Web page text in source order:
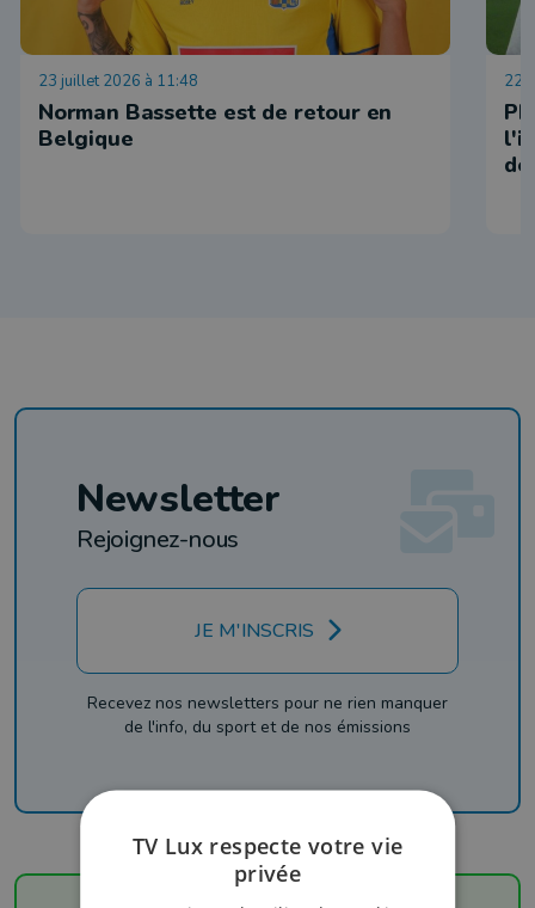
23 juillet 2026 à 11:48
Norman Bassette est de retour en
Belgique
22
Newsletter
Rejoignez-nous
JE M'INSCRIS
Recevez nos newsletters pour ne rien manquer
de l'info, du sport et de nos émissions
TV Lux respecte votre vie
privée